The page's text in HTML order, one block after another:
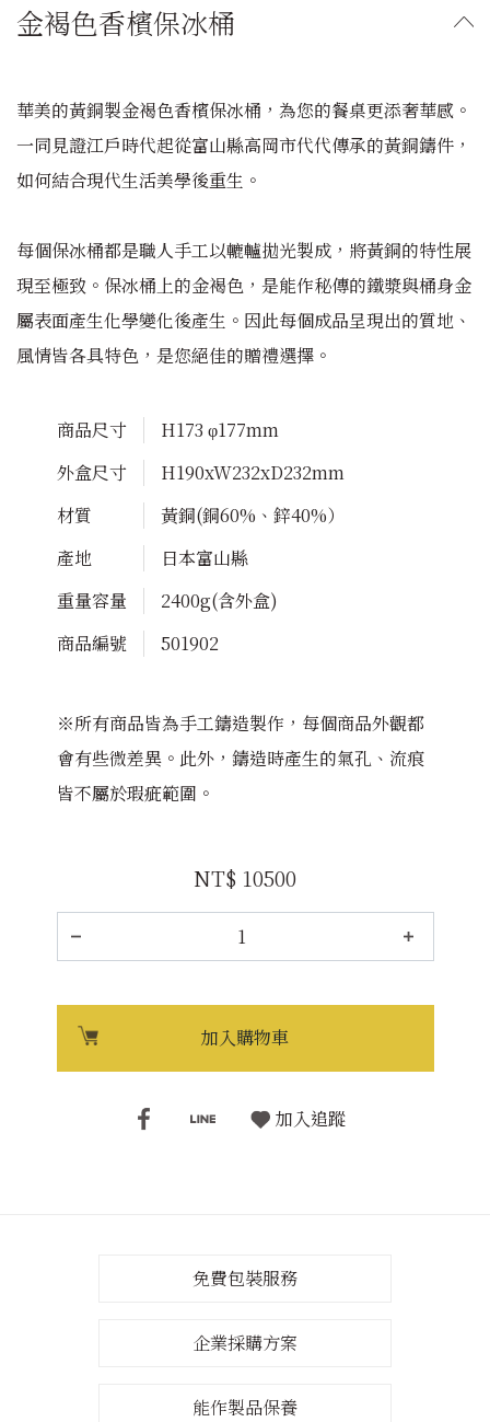
金褐色香檳保冰桶
華美的黃銅製金褐色香檳保冰桶，為您的餐桌更添奢華感。
一同見證江戶時代起從富山縣高岡市代代傳承的黃銅鑄件，
如何結合現代生活美學後重生。
每個保冰桶都是職人手工以轆轤拋光製成，將黃銅的特性展
現至極致。保冰桶上的金褐色，是能作秘傳的鐵漿與桶身金
屬表面產生化學變化後產生。因此每個成品呈現出的質地、
風情皆各具特色，是您絕佳的贈禮選擇。
商品尺寸
H173 φ177mm
外盒尺寸
H190xW232xD232mm
材質
黃銅(銅60%、鋅40%）
產地
日本富山縣
重量容量
2400g(含外盒)
商品編號
501902
※所有商品皆為手工鑄造製作，每個商品外觀都
會有些微差異。此外，鑄造時產生的氣孔、流痕
皆不屬於瑕疵範圍。
NT$ 10500
加入購物車
加入追蹤
免費包裝服務
企業採購方案
能作製品保養